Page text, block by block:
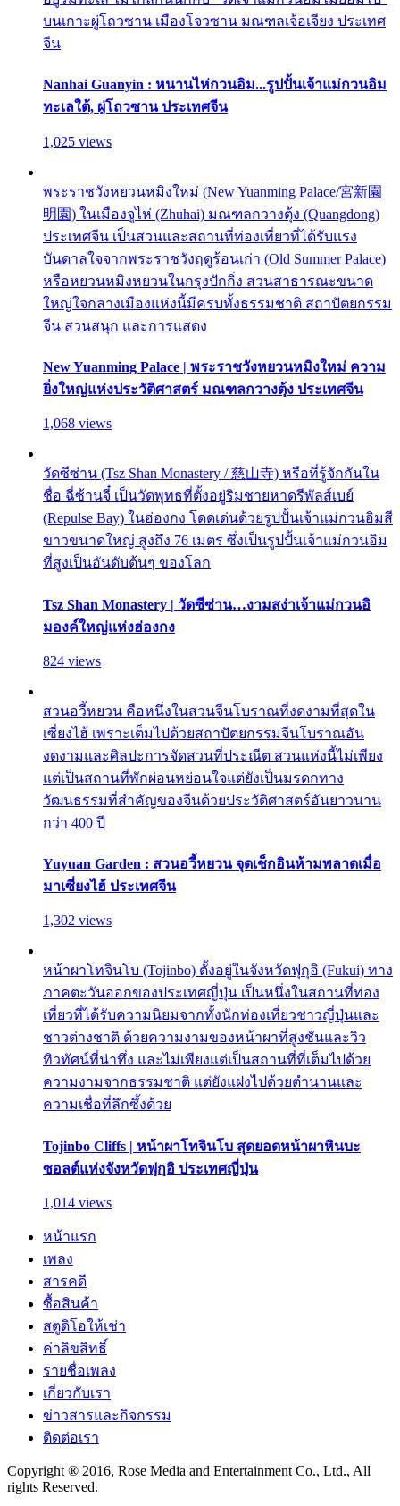
บนเกาะผู่โถวซาน เมืองโจวซาน มณฑลเจ้อเจียง ประเทศ
จีน
Nanhai Guanyin : หนานไห่กวนอิม...รูปปั้นเจ้าแม่กวนอิม
ทะเลใต้, ผู่โถวซาน ประเทศจีน
1,025 views
พระราชวังหยวนหมิงใหม่ (New Yuanming Palace/宮新園
明園) ในเมืองจูไห่ (Zhuhai) มณฑลกวางตุ้ง (Quangdong)
ประเทศจีน เป็นสวนและสถานที่ท่องเที่ยวที่ได้รับแรง
บันดาลใจจากพระราชวังฤดูร้อนเก่า (Old Summer Palace)
หรือหยวนหมิงหยวนในกรุงปักกิ่ง สวนสาธารณะขนาด
ใหญ่ใจกลางเมืองแห่งนี้มีครบทั้งธรรมชาติ สถาปัตยกรรม
จีน สวนสนุก และการแสดง
New Yuanming Palace | พระราชวังหยวนหมิงใหม่ ความ
ยิ่งใหญ่แห่งประวัติศาสตร์ มณฑลกวางตุ้ง ประเทศจีน
1,068 views
วัดซีซ่าน (Tsz Shan Monastery / 慈山寺) หรือที่รู้จักกันใน
ชื่อ ฉี่ซ้านจี๋ เป็นวัดพุทธที่ตั้งอยู่ริมชายหาดรีพัลส์เบย์
(Repulse Bay) ในฮ่องกง โดดเด่นด้วยรูปปั้นเจ้าแม่กวนอิมสี
ขาวขนาดใหญ่ สูงถึง 76 เมตร ซึ่งเป็นรูปปั้นเจ้าแม่กวนอิม
ที่สูงเป็นอันดับต้นๆ ของโลก
Tsz Shan Monastery | วัดซีซ่าน…งามสง่าเจ้าแม่กวนอิ
มองค์ใหญ่แห่งฮ่องกง
824 views
สวนอวี้หยวน คือหนึ่งในสวนจีนโบราณที่งดงามที่สุดใน
เซี่ยงไฮ้ เพราะเต็มไปด้วยสถาปัตยกรรมจีนโบราณอัน
งดงามและศิลปะการจัดสวนที่ประณีต สวนแห่งนี้ไม่เพียง
แต่เป็นสถานที่พักผ่อนหย่อนใจแต่ยังเป็นมรดกทาง
วัฒนธรรมที่สำคัญของจีนด้วยประวัติศาสตร์อันยาวนาน
กว่า 400 ปี
Yuyuan Garden : สวนอวี้หยวน จุดเช็กอินห้ามพลาดเมื่อ
มาเซี่ยงไฮ้ ประเทศจีน
1,302 views
หน้าผาโทจินโบ (Tojinbo) ตั้งอยู่ในจังหวัดฟุกุอิ (Fukui) ทาง
ภาคตะวันออกของประเทศญี่ปุ่น เป็นหนึ่งในสถานที่ท่อง
เที่ยวที่ได้รับความนิยมจากทั้งนักท่องเที่ยวชาวญี่ปุ่นและ
ชาวต่างชาติ ด้วยความงามของหน้าผาที่สูงชันและวิว
ทิวทัศน์ที่น่าทึ่ง และไม่เพียงแต่เป็นสถานที่ที่เต็มไปด้วย
ความงามจากธรรมชาติ แต่ยังแฝงไปด้วยตำนานและ
ความเชื่อที่ลึกซึ้งด้วย
Tojinbo Cliffs | หน้าผาโทจินโบ สุดยอดหน้าผาหินบะ
ซอลต์แห่งจังหวัดฟุกุอิ ประเทศญี่ปุ่น
1,014 views
หน้าแรก
เพลง
สารคดี
ซื้อสินค้า
สตูดิโอให้เช่า
ค่าลิขสิทธิ์
รายชื่อเพลง
เกี่ยวกับเรา
ข่าวสารและกิจกรรม
ติดต่อเรา
Copyright ® 2016, Rose Media and Entertainment Co., Ltd., All
rights Reserved.